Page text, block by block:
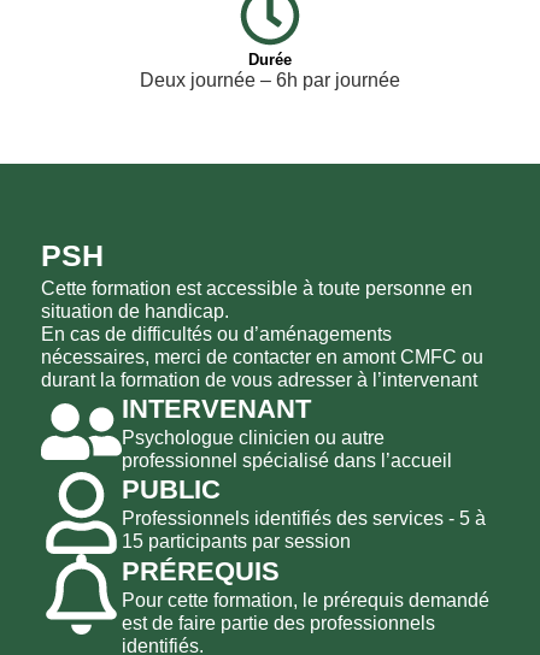
Durée
Deux journée – 6h par journée
INTERVENANT
Psychologue clinicien ou autre
professionnel spécialisé dans l’accueil
PUBLIC
Professionnels identifiés des services - 5 à
15 participants par session
PRÉREQUIS
Pour cette formation, le prérequis demandé
est de faire partie des professionnels
identifiés.
PSH
Cette formation est accessible à toute personne en
situation de handicap.
En cas de difficultés ou d’aménagements
nécessaires, merci de contacter en amont CMFC ou
durant la formation de vous adresser à l’intervenant